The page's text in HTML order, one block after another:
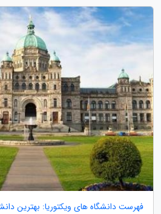
فهرست دانشگاه های ویکتوریا: بهترین